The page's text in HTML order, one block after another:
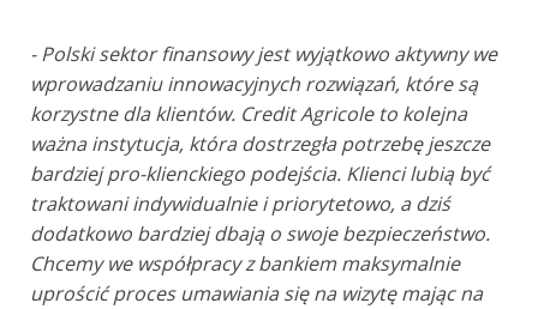
- Polski sektor finansowy jest wyjątkowo aktywny we
wprowadzaniu innowacyjnych rozwiązań, które są
korzystne dla klientów. Credit Agricole to kolejna
ważna instytucja, która dostrzegła potrzebę jeszcze
bardziej pro-klienckiego podejścia. Klienci lubią być
traktowani indywidualnie i priorytetowo, a dziś
dodatkowo bardziej dbają o swoje bezpieczeństwo.
Chcemy we współpracy z bankiem maksymalnie
uprościć proces umawiania się na wizytę mając na